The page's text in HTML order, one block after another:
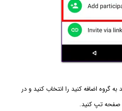
گروه اضافه کنید را انتخاب کنید و در
صفحه تپ کنید.